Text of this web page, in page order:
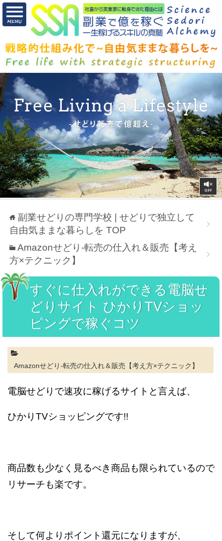
副業せどりの専門学校 | せどりで独立して
自由気ままな暮らしを TOP
Amazonせどり-転売の仕入れ＆販売【考え
方×テクニック】
すぐに仕入れができる電脳せ
どりサイト ひかりTVショッ
ピングで稼ぐコツ
Amazonせどり-転売の仕入れ＆販売【考え方×テクニック】
電脳せどりで速攻に稼げるサイトと言えば、
ひかりTVショッピングです!!
商品数も少なく見るべき商品も限られているので
リサーチも楽です。
そして何よりポイント還元になりますが、